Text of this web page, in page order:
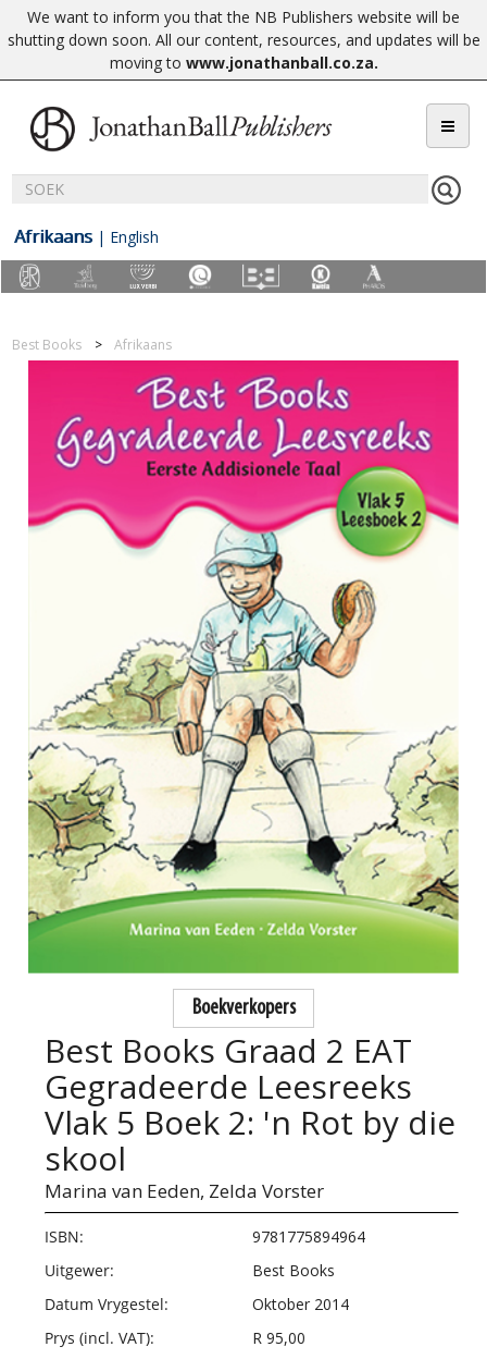
We want to inform you that the NB Publishers website will be
shutting down soon. All our content, resources, and updates will be
moving to www.jonathanball.co.za.
Afrikaans | English
Best Books Afrikaans
Boekverkopers
Best Books Graad 2 EAT
Gegradeerde Leesreeks
Vlak 5 Boek 2: 'n Rot by die
skool
Marina van Eeden, Zelda Vorster
ISBN:
9781775894964
Uitgewer:
Best Books
Datum Vrygestel:
Oktober 2014
Prys (incl. VAT):
R 95,00